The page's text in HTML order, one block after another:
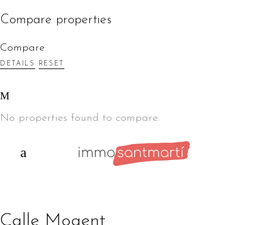
Compare properties
Compare
DETAILS RESET
No properties found to compare.
Calle Mogent